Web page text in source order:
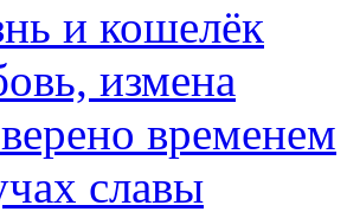
и кошелёк
измена
временем
славы